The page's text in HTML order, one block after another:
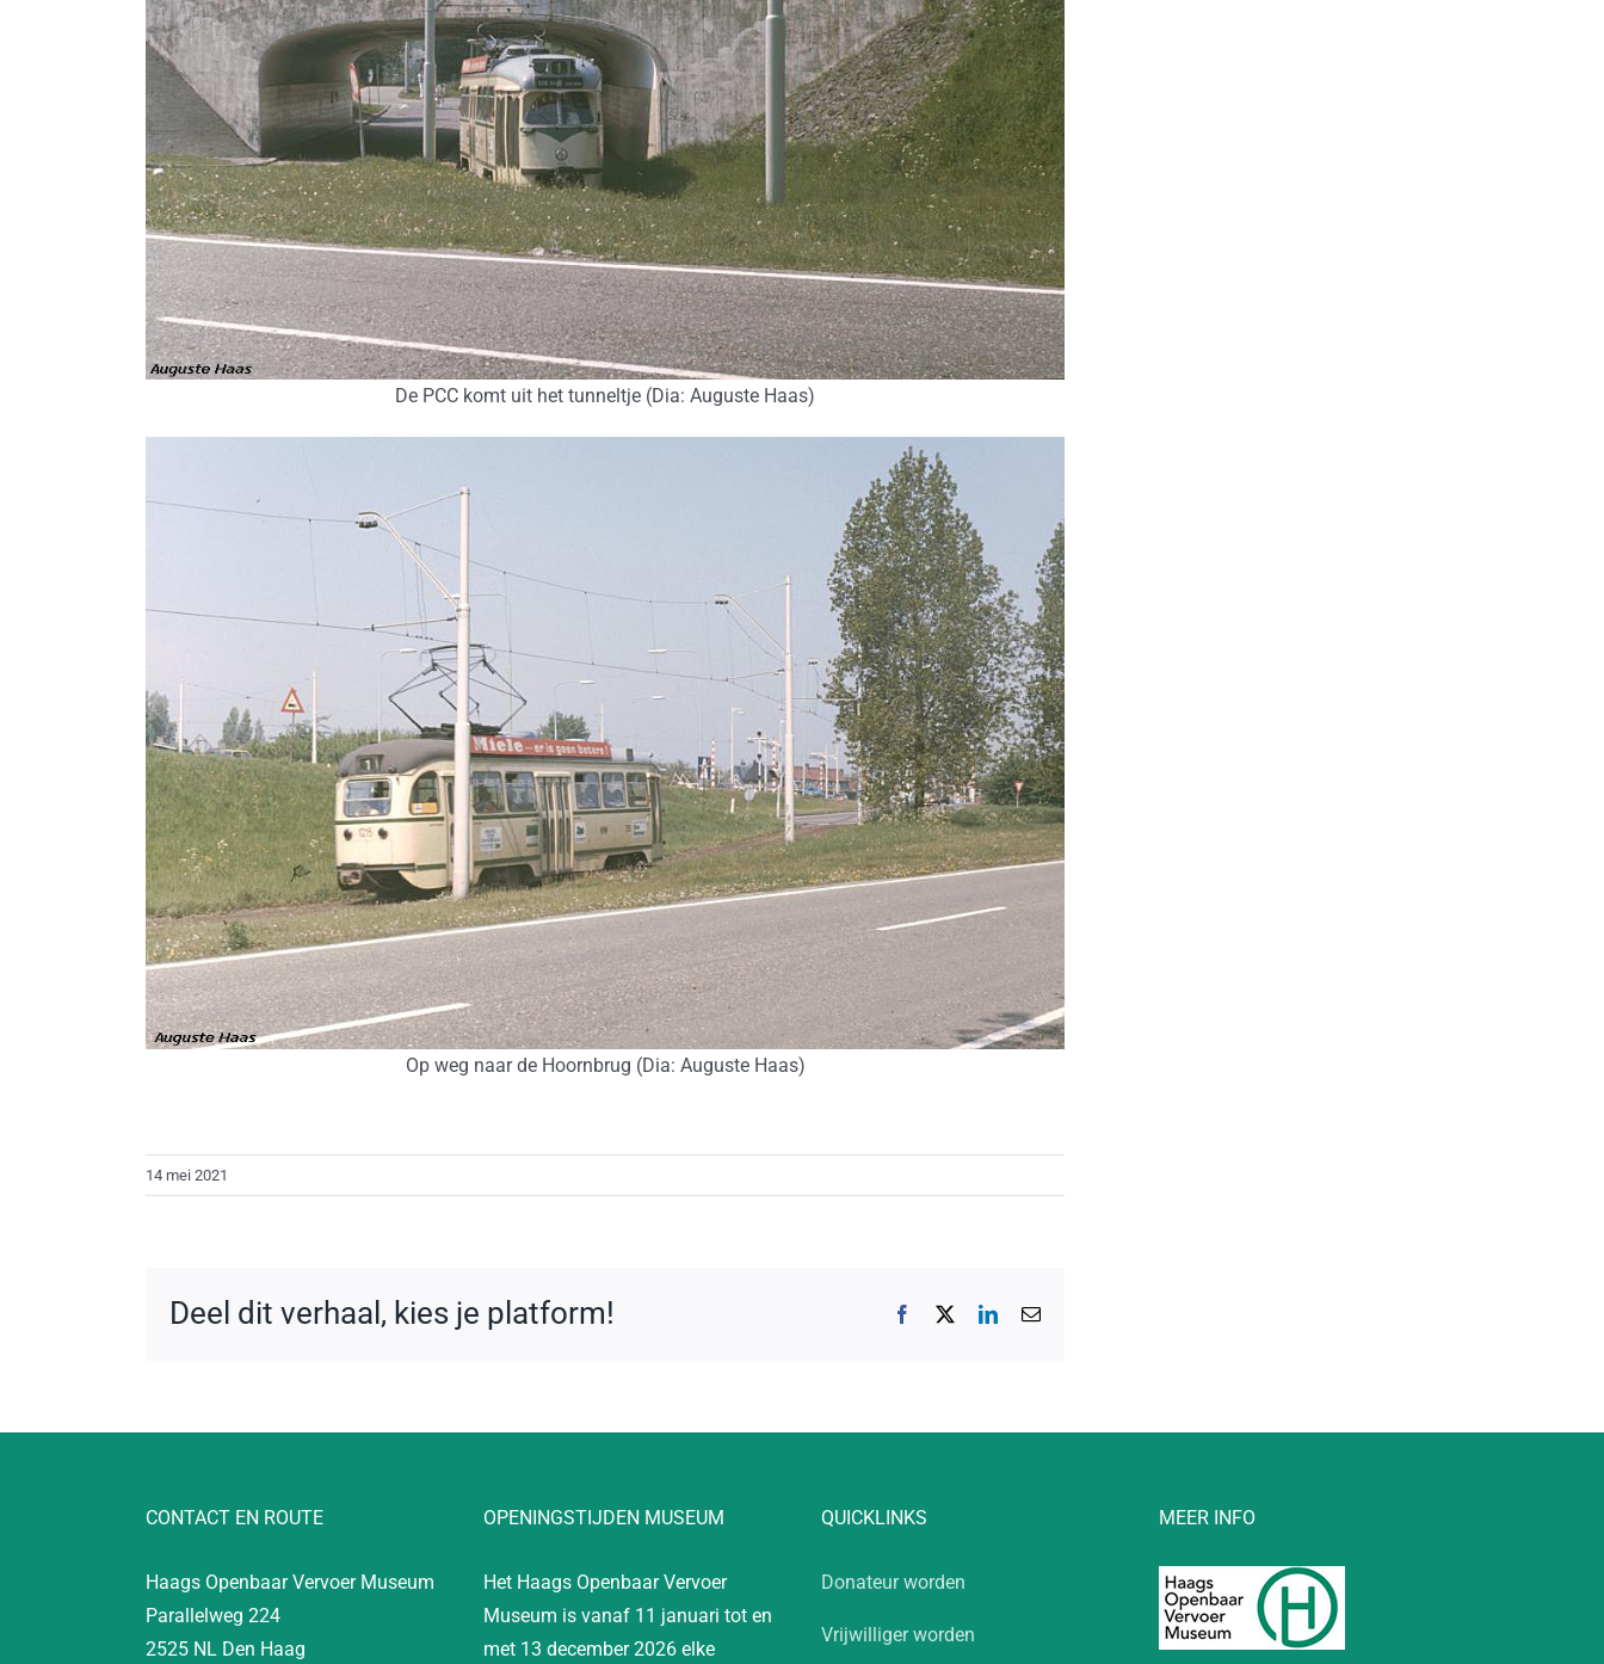
De PCC komt uit het tunneltje (Dia: Auguste Haas)
Op weg naar de Hoornbrug (Dia: Auguste Haas)
14 mei 2021
Deel dit verhaal, kies je platform! Facebook LinkedIn
E-
CONTACT EN ROUTE
Haags Openbaar Vervoer Museum
Parallelweg 224
2525 NL Den Haag
OPENINGSTIJDEN MUSEUM
Het Haags Openbaar Vervoer
Museum is vanaf 11 januari tot en
met 13 december 2026 elke
QUICKLINKS
Donateur worden
Vrijwilliger worden
MEER INFO